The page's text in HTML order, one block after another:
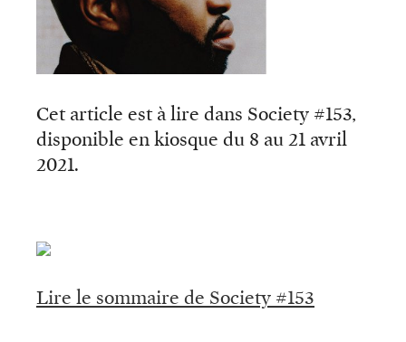
Cet article est à lire dans Society #153,
disponible en kiosque du 8 au 21 avril
2021.
Lire le sommaire de Society #153